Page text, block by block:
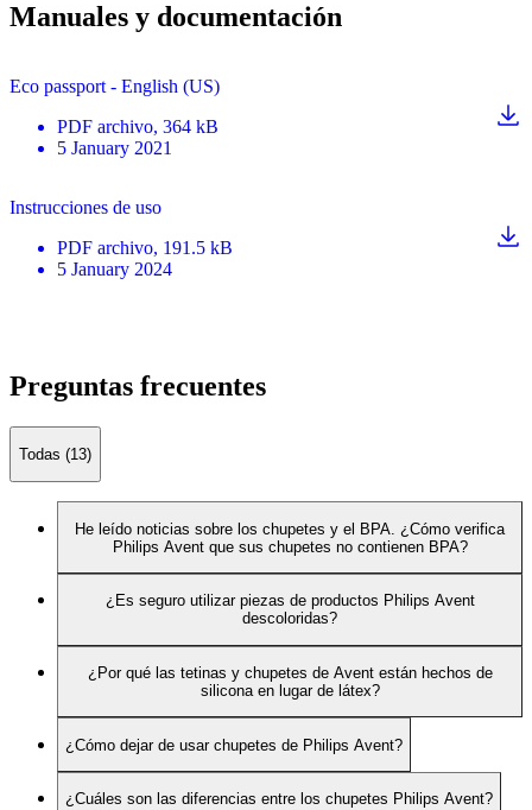
Manuales y documentación
Eco passport - English (US)
PDF archivo, 364 kB
5 January 2021
Instrucciones de uso
PDF archivo, 191.5 kB
5 January 2024
Preguntas frecuentes
Todas (13)
He leído noticias sobre los chupetes y el BPA. ¿Cómo verifica
Philips Avent que sus chupetes no contienen BPA?
¿Es seguro utilizar piezas de productos Philips Avent
descoloridas?
¿Por qué las tetinas y chupetes de Avent están hechos de
silicona en lugar de látex?
¿Cómo dejar de usar chupetes de Philips Avent?
¿Cuáles son las diferencias entre los chupetes Philips Avent?